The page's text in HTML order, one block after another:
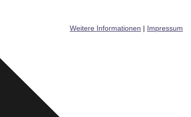
Weitere Informationen | Impressum